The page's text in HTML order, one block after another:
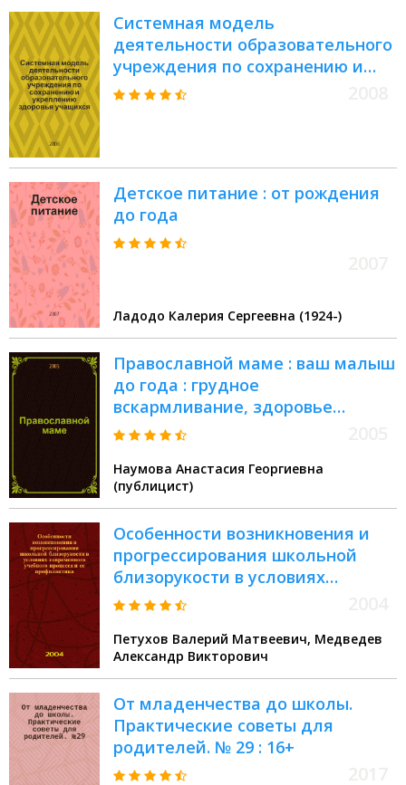
Системная модель
деятельности образовательного
учреждения по сохранению и
укреплению здоровья учащихся :
Детское питание : от рождения
до года
Ладодо Калерия Сергеевна (1924-)
Православной маме : ваш малыш
до года : грудное
вскармливание, здоровье
малыша, развивающие игры
Наумова Анастасия Георгиевна
(публицист)
Особенности возникновения и
прогрессирования школьной
близорукости в условиях
современного учебного процесса
пособие для врачей-
офтальмологов, интернов,
ординаторов и врачей общей
практики : учеб. пособие для
системы послевуз. подгот.
врачей-офтальмологов и врачей
общ. практики
Петухов Валерий Матвеевич, Медведев
Александр Викторович
От младенчества до школы.
Практические советы для
родителей. № 29 : 16+